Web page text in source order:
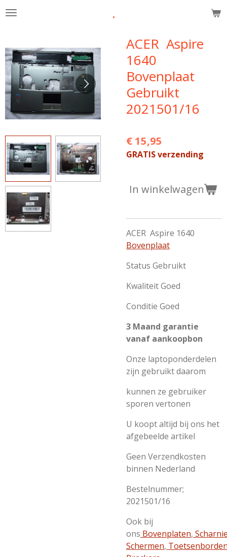
Ga
de
hoofdinhoud
.
ACER Aspire
1640
Bovenplaat
Gebruikt
2021501/16
€ 15,95
GRATIS verzending
In winkelwagen
ACER Aspire 1640
Bovenplaat
Status Gebruikt
Kwaliteit Goed
Conditie Goed
3 Maand garantie
vanaf aankoopbon
Onze laptoponderdelen
zijn gebruikt daarom
kunnen ze gebruiker
sporen vertonen
U koopt altijd bij ons het
afgebeelde artikel
Geen Verzendkosten
binnen Nederland
Bestelnummer;
2021501/16
Ook bij
ons Bovenplaten,
Schermen,